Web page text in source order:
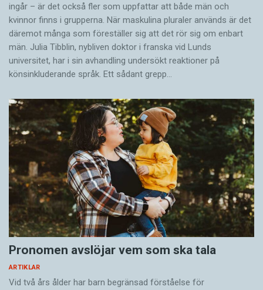
ingår – är det också fler som uppfattar att både män och
kvinnor finns i grupperna. När maskulina pluraler används är det
där­emot många som föreställer sig att det rör sig om enbart
män. Julia Tibblin, nybliven doktor i franska vid Lunds
universitet, har i sin avhandling undersökt reaktioner på
könsinkluderande språk. Ett sådant grepp…
Pronomen avslöjar vem som ska tala
ARTIKLAR
Vid två års ålder har barn begränsad förståelse för